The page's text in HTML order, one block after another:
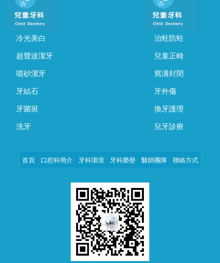
冷光美白
超聲波潔牙
噴砂潔牙
牙結石
牙菌斑
洗牙
治蛀防蛀
兒童正畸
窩溝封閉
牙外傷
換牙護理
兒牙診療
首頁 口腔科簡介 牙科環境 牙科榮譽 醫師團隊 聯絡方式